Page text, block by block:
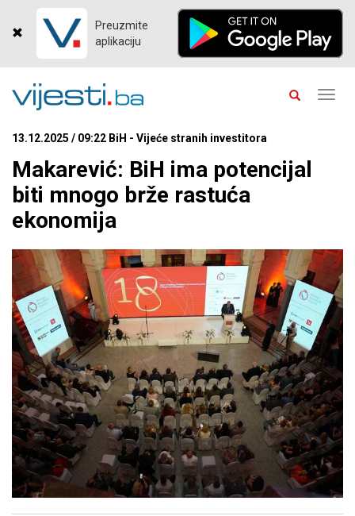
Preuzmite
aplikaciju
13.12.2025 / 09:22 BiH - Vijeće stranih investitora
Makarević: BiH ima potencijal
biti mnogo brže rastuća
ekonomija